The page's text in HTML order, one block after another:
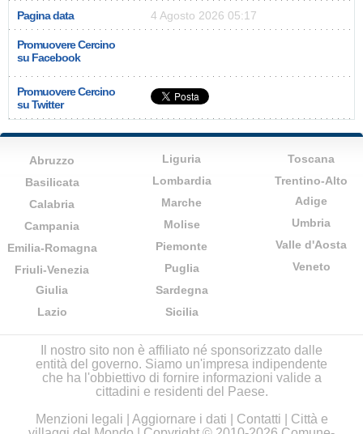
Pagina data 4 Agosto 2026 05:17
Promuovere Cercino
su Facebook
Promuovere Cercino
su Twitter
Abruzzo
Basilicata
Calabria
Campania
Emilia-Romagna
Friuli-Venezia
Giulia
Lazio
Liguria
Lombardia
Marche
Molise
Piemonte
Puglia
Sardegna
Sicilia
Toscana
Trentino-Alto
Adige
Umbria
Valle d'Aosta
Veneto
Il nostro sito non è affiliato né sponsorizzato dalle
entità del governo. Siamo un'impresa indipendente
che ha l'obbiettivo di fornire informazioni valide a
cittadini e residenti del Paese.
Menzioni legali
Aggiornare i dati Contatti
Città e